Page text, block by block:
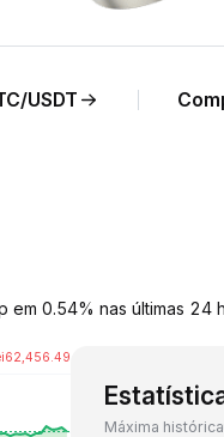
USDT
0.54% nas últimas 24
62,456.49
Máxima histórica